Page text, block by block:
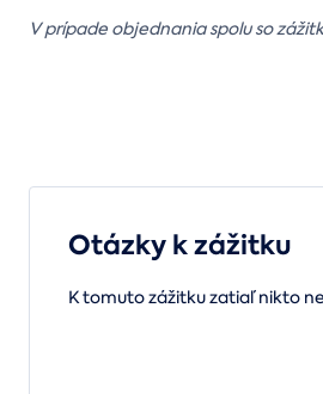
V prípade objednania spolu so
Otázky k zážitku
K tomuto zážitku zatiaľ nikto